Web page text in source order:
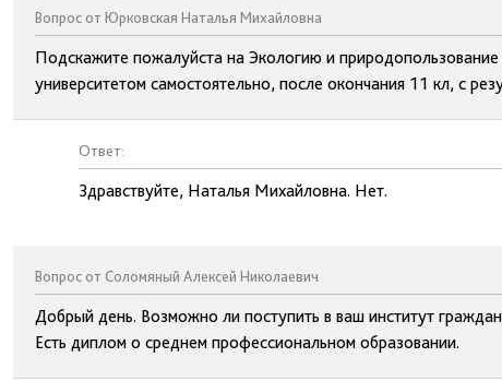
Вопрос от Юрковская Наталья Михайловна
Подскажите пожалуйста на Экологию и
университетом самостоятельно, после окончания 11 кл, с
Ответ:
Здравствуйте, Наталья Михайловна. Нет.
Вопрос от Соломяный Алексей Николаевич
Добрый день. Возможно ли поступить в ваш институт
Есть диплом о среднем профессиональном образовании.